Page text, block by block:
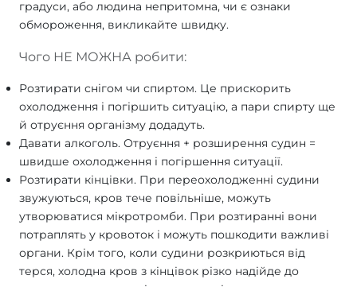
градуси, або людина непритомна, чи є ознаки
обмороження, викликайте швидку.
Чого НЕ МОЖНА робити:
Розтирати снігом чи спиртом. Це прискорить
охолодження і погіршить ситуацію, а пари спирту ще
й отруєння організму додадуть.
Давати алкоголь. Отруєння + розширення судин =
швидше охолодження і погіршення ситуації.
Розтирати кінцівки. При переохолодженні судини
звужуються, кров тече повільніше, можуть
утворюватися мікротромби. При розтиранні вони
потраплять у кровоток і можуть пошкодити важливі
органи. Крім того, коли судини розкриються від
терся, холодна кров з кінцівок різко надійде до